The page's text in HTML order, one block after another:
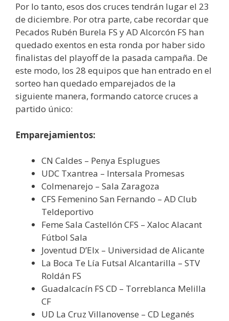
Por lo tanto, esos dos cruces tendrán lugar el 23
de diciembre. Por otra parte, cabe recordar que
Pecados Rubén Burela FS y AD Alcorcón FS han
quedado exentos en esta ronda por haber sido
finalistas del playoff de la pasada campaña. De
este modo, los 28 equipos que han entrado en el
sorteo han quedado emparejados de la
siguiente manera, formando catorce cruces a
partido único:
Emparejamientos:
CN Caldes – Penya Esplugues
UDC Txantrea – Intersala Promesas
Colmenarejo – Sala Zaragoza
CFS Femenino San Fernando – AD Club
Teldeportivo
Feme Sala Castellón CFS – Xaloc Alacant
Fútbol Sala
Joventud D’Elx – Universidad de Alicante
La Boca Te Lía Futsal Alcantarilla – STV
Roldán FS
Guadalcacín FS CD – Torreblanca Melilla
CF
UD La Cruz Villanovense – CD Leganés